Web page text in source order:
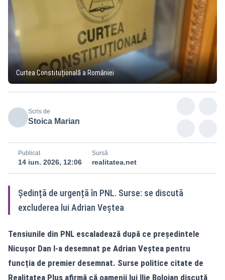
Curtea Constituțională a României
Scris de
Stoica Marian
Publicat
14 iun. 2026, 12:06
Sursă
realitatea.net
Ședință de urgență în PNL. Surse: se discută
excluderea lui Adrian Veștea
Tensiunile din PNL escaladează după ce președintele
Nicușor Dan l‑a desemnat pe Adrian Veștea pentru
funcția de premier desemnat. Surse politice citate de
Realitatea Plus afirmă că oamenii lui Ilie Bolojan discută